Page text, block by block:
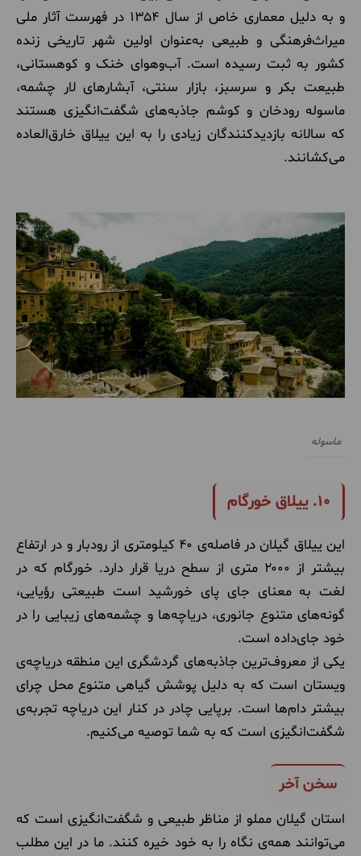
و به دلیل معماری خاص از سال ۱۳۵۴ در فهرست آثار ملی
میراث‌فرهنگی و طبیعی به‌عنوان اولین شهر تاریخی زنده
کشور به ثبت رسیده است. آب‌وهوای خنک و کوهستانی،
طبیعت بکر و سرسبز، بازار سنتی، آبشارهای لار چشمه،
ماسوله رودخان و کوشم جاذبه‌های شگفت‌انگیزی هستند
که سالانه بازدیدکنندگان زیادی را به این ییلاق خارق‌العاده
می‌کشانند.
ماسوله
۱۰. ییلاق خورگام
این ییلاق گیلان در فاصله‌ی ۴۰ کیلومتری از رودبار و در ارتفاع
بیشتر از ۲۰۰۰ متری از سطح دریا قرار دارد. خورگام که در
لغت به معنای جای پای خورشید است طبیعتی رؤیایی،
گونه‌های متنوع جانوری، دریاچه‌ها و چشمه‌های زیبایی را در
خود جای‌داده است.
یکی از معروف‌ترین جاذبه‌های گردشگری این منطقه دریاچه‌ی
ویستان است که به دلیل پوشش گیاهی متنوع محل چرای
بیشتر دام‌ها است. برپایی چادر در کنار این دریاچه تجربه‌ی
شگفت‌انگیزی است که به شما توصیه می‌کنیم.
سخن آخر
استان گیلان مملو از مناظر طبیعی و شگفت‌انگیزی است که
می‌توانند همه‌ی نگاه را به خود خیره کنند. ما در این مطلب